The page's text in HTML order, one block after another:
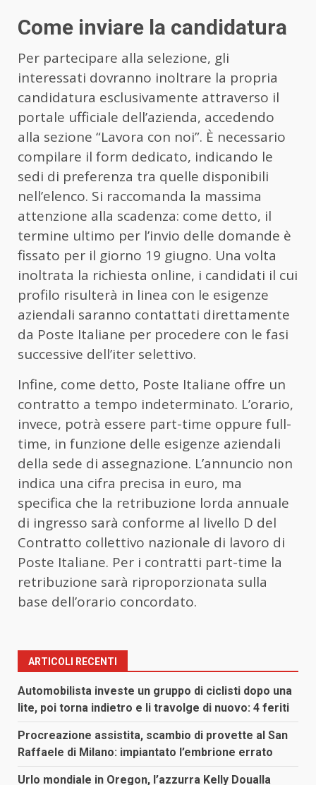
Come inviare la candidatura
Per partecipare alla selezione, gli
interessati dovranno inoltrare la propria
candidatura esclusivamente attraverso il
portale ufficiale dell’azienda, accedendo
alla sezione “Lavora con noi”. È necessario
compilare il form dedicato, indicando le
sedi di preferenza tra quelle disponibili
nell’elenco. Si raccomanda la massima
attenzione alla scadenza: come detto, il
termine ultimo per l’invio delle domande è
fissato per il giorno 19 giugno. Una volta
inoltrata la richiesta online, i candidati il cui
profilo risulterà in linea con le esigenze
aziendali saranno contattati direttamente
da Poste Italiane per procedere con le fasi
successive dell’iter selettivo.
Infine, come detto, Poste Italiane offre un
contratto a tempo indeterminato. L’orario,
invece, potrà essere part-time oppure full-
time, in funzione delle esigenze aziendali
della sede di assegnazione. L’annuncio non
indica una cifra precisa in euro, ma
specifica che la retribuzione lorda annuale
di ingresso sarà conforme al livello D del
Contratto collettivo nazionale di lavoro di
Poste Italiane. Per i contratti part-time la
retribuzione sarà riproporzionata sulla
base dell’orario concordato.
ARTICOLI RECENTI
Automobilista investe un gruppo di ciclisti dopo una
lite, poi torna indietro e li travolge di nuovo: 4 feriti
Procreazione assistita, scambio di provette al San
Raffaele di Milano: impiantato l’embrione errato
Urlo mondiale in Oregon, l’azzurra Kelly Doualla